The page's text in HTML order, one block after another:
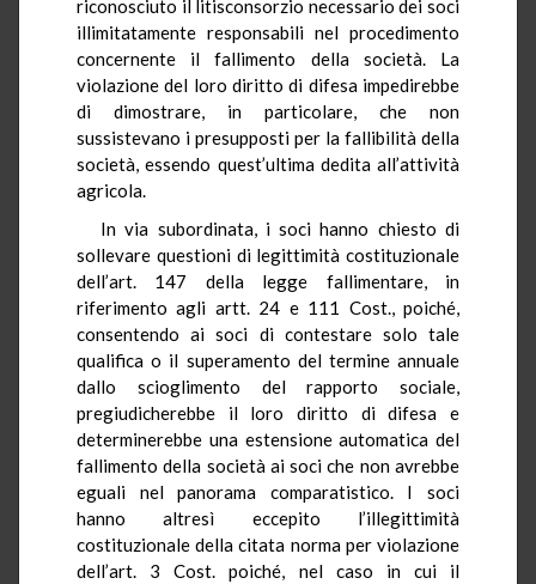
riconosciuto il litisconsorzio necessario dei soci
illimitatamente responsabili nel procedimento
concernente il fallimento della società. La
violazione del loro diritto di difesa impedirebbe
di dimostrare, in particolare, che non
sussistevano i presupposti per la fallibilità della
società, essendo quest’ultima dedita all’attività
agricola.
In via subordinata, i soci hanno chiesto di
sollevare questioni di legittimità costituzionale
dell’art. 147 della legge fallimentare, in
riferimento agli artt. 24 e 111 Cost., poiché,
consentendo ai soci di contestare solo tale
qualifica o il superamento del termine annuale
dallo scioglimento del rapporto sociale,
pregiudicherebbe il loro diritto di difesa e
determinerebbe una estensione automatica del
fallimento della società ai soci che non avrebbe
eguali nel panorama comparatistico. I soci
hanno altresì eccepito l’illegittimità
costituzionale della citata norma per violazione
dell’art. 3 Cost. poiché, nel caso in cui il